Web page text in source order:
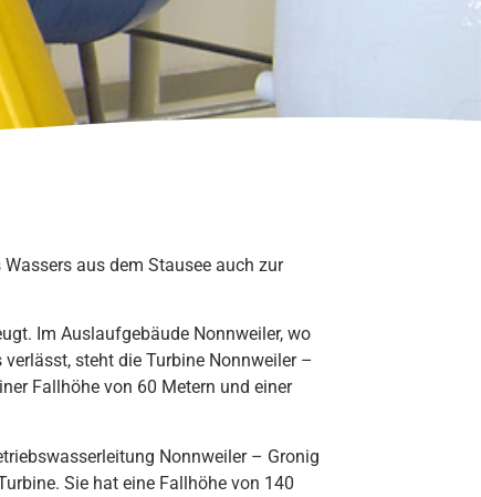
aus dem Stausee auch zur
Im Auslaufgebäude Nonnweiler, wo
steht die Turbine Nonnweiler –
Fallhöhe von 60 Metern und einer
Nonnweiler – Gronig
Sie hat eine Fallhöhe von 140